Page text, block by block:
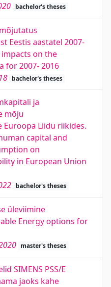
bachelor's theses
Eestis aastatel 2007-
impacts on the
for 2007- 2016
bachelor's theses
ja
mõju
Euroopa Liidu riikides.
capital and
on
in European Union
bachelor's theses
üleviimine
Energy options for
master's theses
SIMENS PSS/E
jaoks kahe